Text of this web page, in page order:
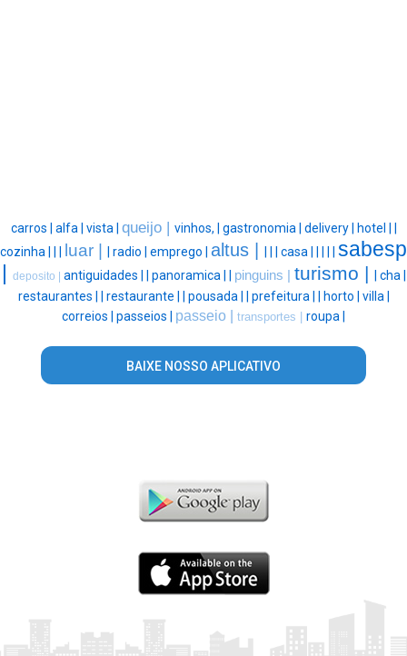
carros | alfa | vista | queijo | vinhos, | gastronomia | delivery | hotel | |
cozinha | | | luar | | radio | emprego | altus | | | | casa | | | | | sabesp
| deposito | antiguidades | | panoramica | | pinguins | turismo | | cha |
restaurantes | | restaurante | | pousada | | prefeitura | | horto | villa |
correios | passeios | passeio | transportes | roupa |
BAIXE NOSSO APLICATIVO